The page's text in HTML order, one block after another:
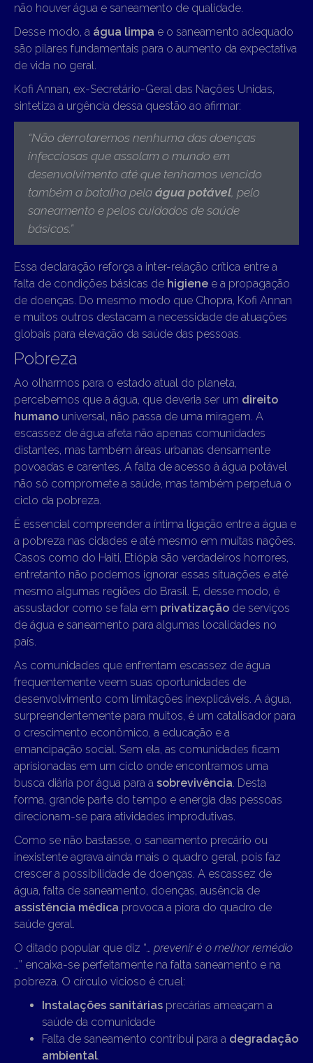
não houver água e saneamento de qualidade.
Desse modo, a água limpa e o saneamento adequado
são pilares fundamentais para o aumento da expectativa
de vida no geral.
Kofi Annan, ex-Secretário-Geral das Nações Unidas,
sintetiza a urgência dessa questão ao afirmar:
“Não derrotaremos nenhuma das doenças
infecciosas que assolam o mundo em
desenvolvimento até que tenhamos vencido
também a batalha pela água potável, pelo
saneamento e pelos cuidados de saúde
básicos.”
Essa declaração reforça a inter-relação crítica entre a
falta de condições básicas de higiene e a propagação
de doenças. Do mesmo modo que Chopra, Kofi Annan
e muitos outros destacam a necessidade de atuações
globais para elevação da saúde das pessoas.
Pobreza
Ao olharmos para o estado atual do planeta,
percebemos que a água, que deveria ser um direito
humano universal, não passa de uma miragem. A
escassez de água afeta não apenas comunidades
distantes, mas também áreas urbanas densamente
povoadas e carentes. A falta de acesso à água potável
não só compromete a saúde, mas também perpetua o
ciclo da pobreza.
É essencial compreender a íntima ligação entre a água e
a pobreza nas cidades e até mesmo em muitas nações.
Casos como do Haiti, Etiópia são verdadeiros horrores,
entretanto não podemos ignorar essas situações e até
mesmo algumas regiões do Brasil. E, desse modo, é
assustador como se fala em privatização de serviços
de água e saneamento para algumas localidades no
país.
As comunidades que enfrentam escassez de água
frequentemente veem suas oportunidades de
desenvolvimento com limitações inexplicáveis. A água,
surpreendentemente para muitos, é um catalisador para
o crescimento econômico, a educação e a
emancipação social. Sem ela, as comunidades ficam
aprisionadas em um ciclo onde encontramos uma
busca diária por água para a sobrevivência. Desta
forma, grande parte do tempo e energia das pessoas
direcionam-se para atividades improdutivas.
Como se não bastasse, o saneamento precário ou
inexistente agrava ainda mais o quadro geral, pois faz
crescer a possibilidade de doenças. A escassez de
água, falta de saneamento, doenças, ausência de
assistência médica provoca a piora do quadro de
saúde geral.
O ditado popular que diz “… prevenir é o melhor remédio
…” encaixa-se perfeitamente na falta saneamento e na
pobreza. O círculo vicioso é cruel:
Instalações sanitárias precárias ameaçam a
saúde da comunidade
Falta de saneamento contribui para a degradação
ambiental.